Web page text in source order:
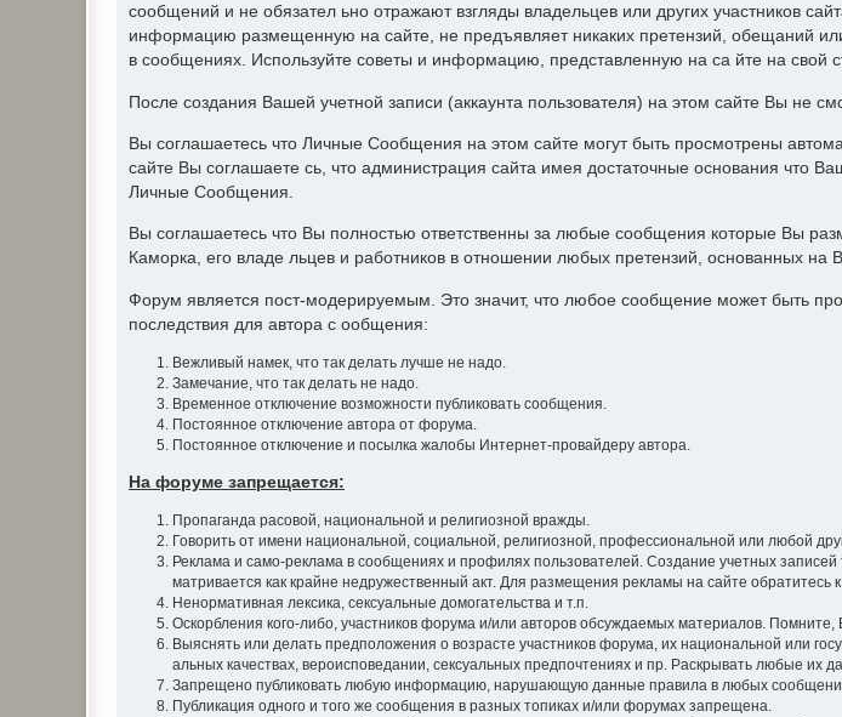
сообщений и не обязател ьно отражают взгляды владельцев или других участников
информацию размещенную на сайте, не предъявляет никаких претензий, обещаний
в сообщениях. Используйте советы и информацию, представленную на са йте на свой
После создания Вашей учетной записи (аккаунта пользователя) на этом сайте Вы не
Вы соглашаетесь что Личные Сообщения на этом сайте могут быть просмотрены
сайте Вы соглашаете сь, что администрация сайта имея достаточные основания
Личные Сообщения.
Вы соглашаетесь что Вы полностью ответственны за любые сообщения которые Вы
Каморка, его владе льцев и работников в отношении любых претензий, основанных на
Форум является пост-модерируемым. Это значит, что любое сообщение может быть
последствия для автора с ообщения:
Вежливый намек, что так делать лучше не надо.
Замечание, что так делать не надо.
Временное отключение возможности публиковать сообщения.
Постоянное отключение автора от форума.
Постоянное отключение и посылка жалобы Интернет-провайдеру автора.
На форуме запрещается:
Пропаганда расовой, национальной и религиозной вражды.
Говорить от имени национальной, социальной, религиозной, профессиональной или любой
Реклама и само-реклама в сообщениях и профилях пользователей. Создание учетных
матривается как крайне недружественный акт. Для размещения рекламы на сайте обратитесь
Ненормативная лексика, сексуальные домогательства и т.п.
Оскорбления кого-либо, участников форума и/или авторов обсуждаемых материалов.
Выяснять или делать предположения о возрасте участников форума, их национальной или
альных качествах, вероисповедании, сексуальных предпочтениях и пр. Раскрывать любые
Запрещено публиковать любую информацию, нарушающую данные правила в любых
Публикация одного и того же сообщения в разных топиках и/или форумах запрещена.